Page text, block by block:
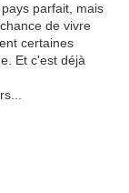
parfait, mais
de vivre
certaines
Et c'est déjà